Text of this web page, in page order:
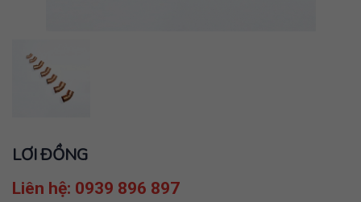
LƠI ĐỒNG
Liên hệ: 0939 896 897